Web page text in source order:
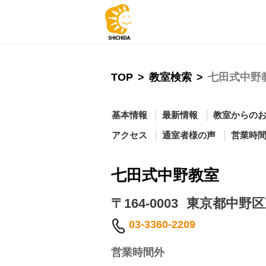
TOP > 教室検索 > 七田式中野
基本情報 最新情報
教室からの
アクセス
通室者様の声 営業時間
七田式中野教室
〒164-0003 東京都中野
03-3360-2209
営業時間外